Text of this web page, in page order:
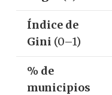
Índice de
Gini (0–1)
% de
municipios